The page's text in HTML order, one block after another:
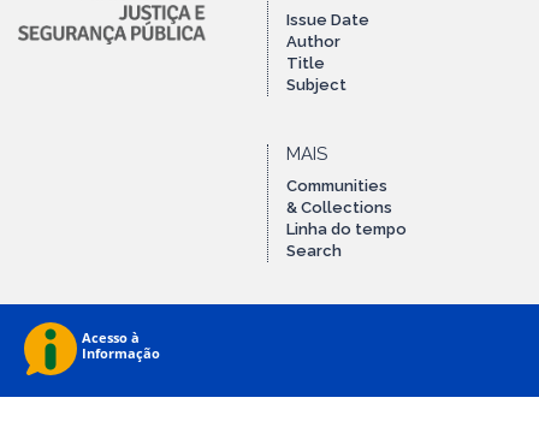
Issue Date
Author
Title
Subject
MAIS
Communities
& Collections
Linha do tempo
Search